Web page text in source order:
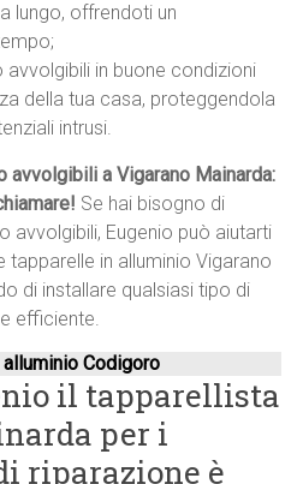
lungo, offrendoti un
avvolgibili in buone condizioni
della tua casa, proteggendola
intrusi.
avvolgibili a Vigarano Mainarda:
Se hai bisogno di
avvolgibili, Eugenio può aiutarti
in alluminio Vigarano
di installare qualsiasi tipo di
efficiente.
Codigoro
il tapparellista
per i
riparazione è